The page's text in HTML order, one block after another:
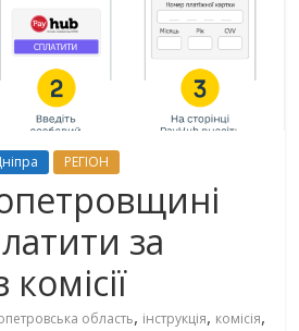
РЕГІОН
за
область, інструкція, комісія,